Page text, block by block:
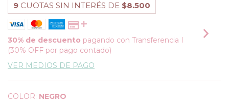
9 CUOTAS SIN INTERÉS DE $8.500
30% de descuento pagando con Transferencia I
(30% OFF por pago contado)
VER MEDIOS DE PAGO
COLOR: NEGRO